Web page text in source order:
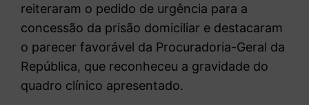
reiteraram o pedido de urgência para a
concessão da prisão domiciliar e destacaram
o parecer favorável da Procuradoria-Geral da
República, que reconheceu a gravidade do
quadro clínico apresentado.